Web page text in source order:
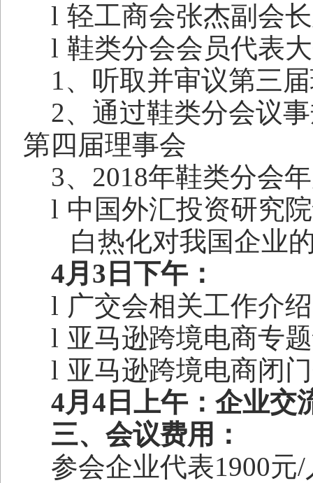
l 轻工商会张杰副会
l 鞋类分会会员代表
1、听取并审议第三
2、通过鞋类分会议
第四届理事会
3、 2018年鞋类分会
l 中国外汇投资研究
白热化对我国企业
4月 3 日下午：
l 广交会相关工作介绍
l 亚马逊跨境电商专
l 亚马逊跨境电商闭
4月4 日上午：企业交
三、会议费用：
参会企业代表1900元/